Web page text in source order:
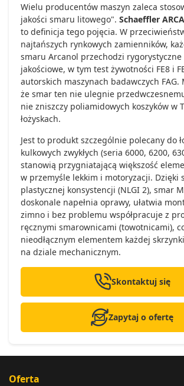
Wielu producentów maszyn zaleca
jakości smaru litowego". Schaeffler
to definicja tego pojęcia. W
najtańszych rynkowych zamienników,
smaru Arcanol przechodzi rygorystyczne
jakościowe, w tym test żywotności FE8 i
autorskich maszynach badawczych FAG.
że smar ten nie ulegnie
nie zniszczy poliamidowych koszyków w
łożyskach.
Jest to produkt szczególnie polecany do
kulkowych zwykłych (seria 6000, 6200,
stanowią przygniatającą większość
w przemyśle lekkim i motoryzacji. Dzięki
plastycznej konsystencji (NLGI 2), smar
doskonale napełnia oprawy, ułatwia
zimno i bez problemu współpracuje z
ręcznymi smarownicami (towotnicami),
nieodłącznym elementem każdej
na dziale mechanicznym.
Skontaktuj się
Zapytaj o ofertę
Oferta